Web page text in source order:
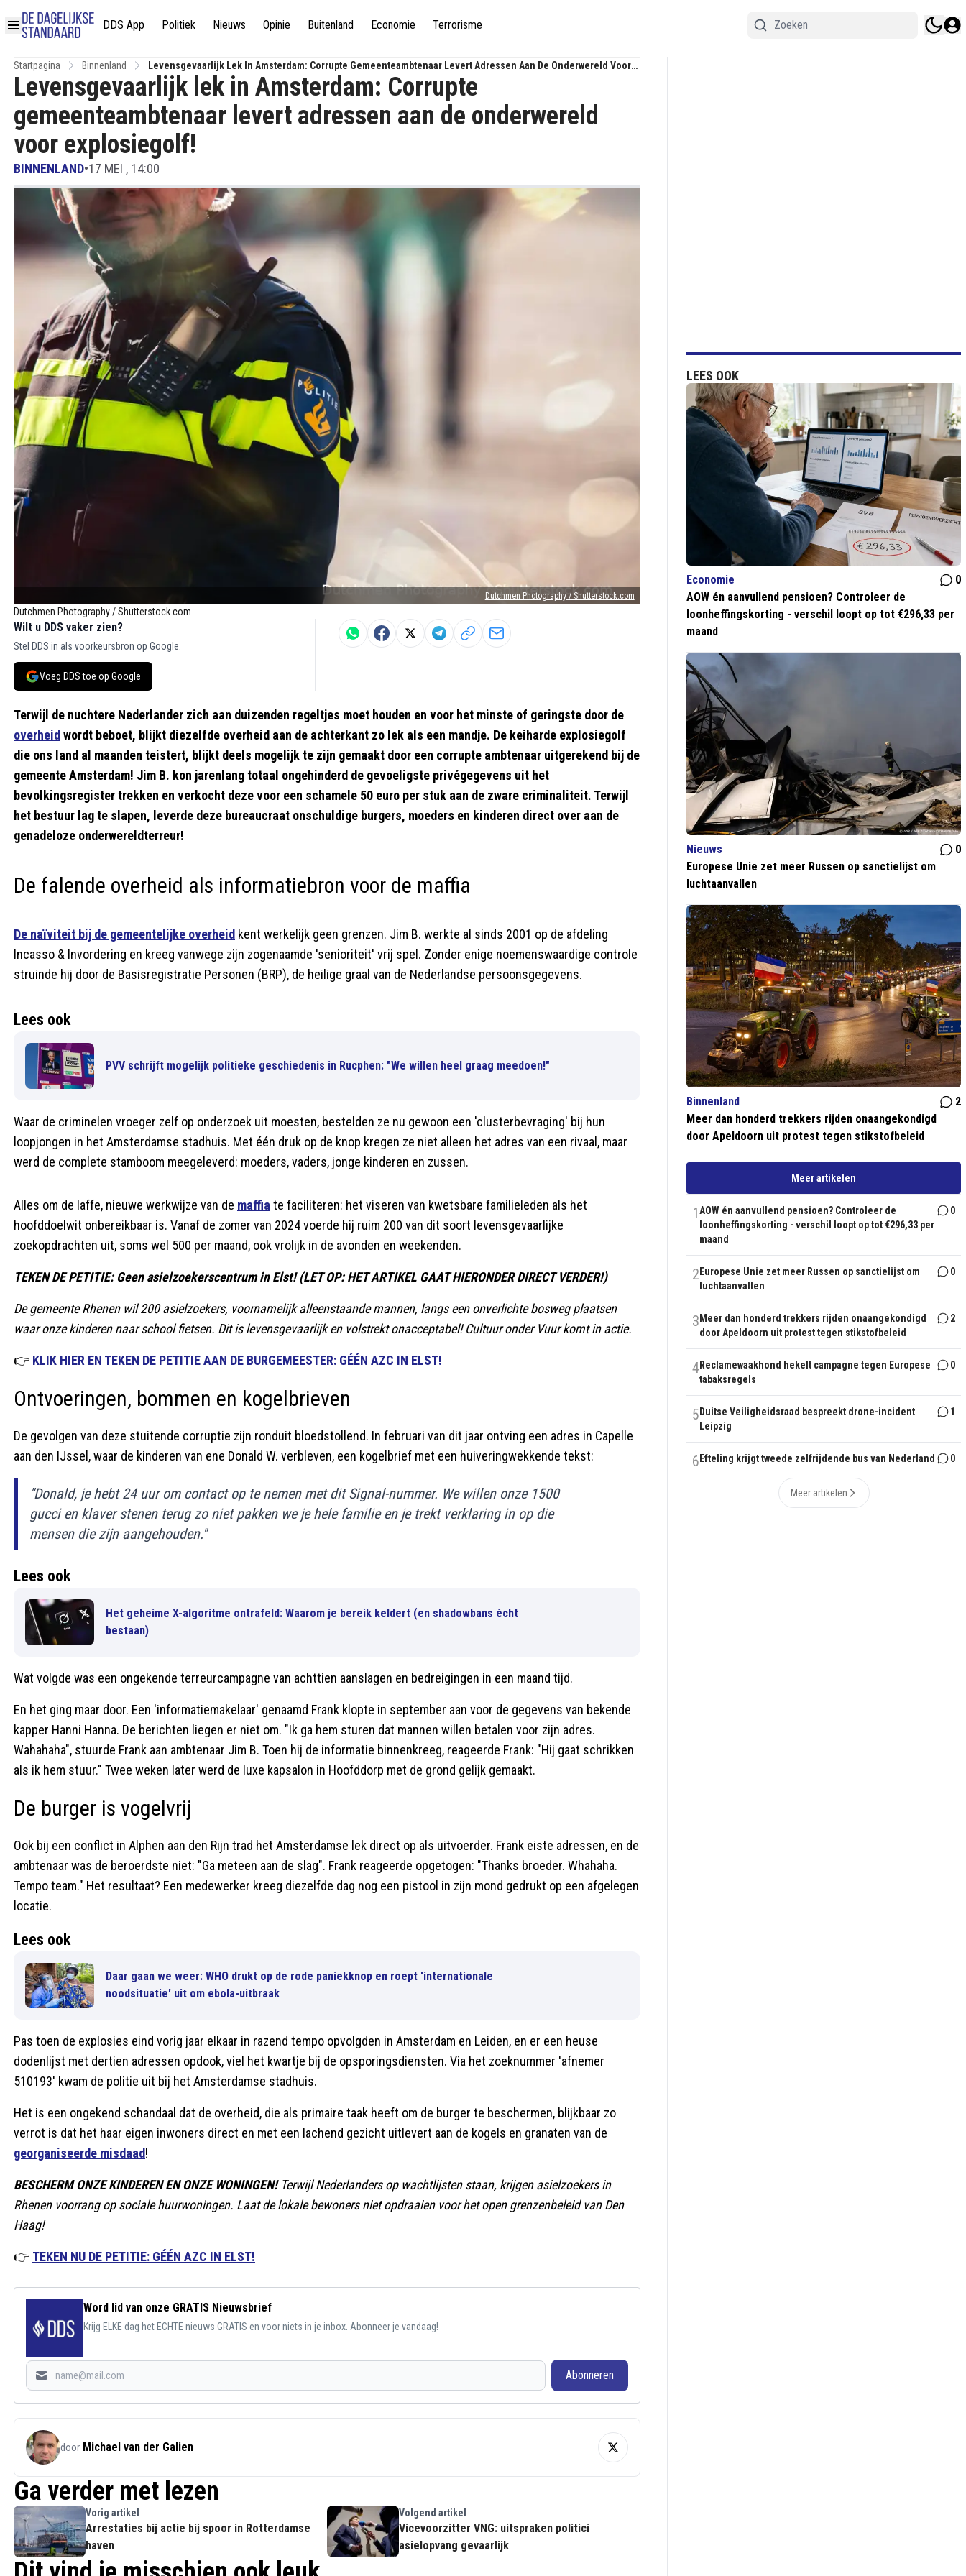
DDS App Politiek Nieuws Opinie Buitenland Economie Terrorisme
Startpagina Binnenland
Levensgevaarlijk Lek In Amsterdam: Corrupte Gemeenteambtenaar Levert Adressen Aan De Onderwereld Voor
Explosiegolf!
Dutchmen Photography / Shutterstock.com
Dutchmen Photography / Shutterstock.com
Levensgevaarlijk lek in Amsterdam: Corrupte
gemeenteambtenaar levert adressen aan de onderwereld
voor explosiegolf!
BINNENLAND•17 MEI , 14:00
Wilt u DDS vaker zien?
Stel DDS in als voorkeursbron op Google.
Voeg DDS toe op Google
Terwijl de nuchtere Nederlander zich aan duizenden regeltjes moet houden en voor het minste of geringste door de
overheid wordt beboet, blijkt diezelfde overheid aan de achterkant zo lek als een mandje. De keiharde explosiegolf
die ons land al maanden teistert, blijkt deels mogelijk te zijn gemaakt door een corrupte ambtenaar uitgerekend bij de
gemeente Amsterdam! Jim B. kon jarenlang totaal ongehinderd de gevoeligste privégegevens uit het
bevolkingsregister trekken en verkocht deze voor een schamele 50 euro per stuk aan de zware criminaliteit. Terwijl
het bestuur lag te slapen, leverde deze bureaucraat onschuldige burgers, moeders en kinderen direct over aan de
genadeloze onderwereldterreur!
De falende overheid als informatiebron voor de maffia
De naïviteit bij de gemeentelijke overheid kent werkelijk geen grenzen. Jim B. werkte al sinds 2001 op de afdeling
Incasso & Invordering en kreeg vanwege zijn zogenaamde 'senioriteit' vrij spel. Zonder enige noemenswaardige controle
struinde hij door de Basisregistratie Personen (BRP), de heilige graal van de Nederlandse persoonsgegevens.
Lees ook
PVV schrijft mogelijk politieke geschiedenis in Rucphen: "We willen heel graag meedoen!"
Waar de criminelen vroeger zelf op onderzoek uit moesten, bestelden ze nu gewoon een 'clusterbevraging' bij hun
loopjongen in het Amsterdamse stadhuis. Met één druk op de knop kregen ze niet alleen het adres van een rivaal, maar
werd de complete stamboom meegeleverd: moeders, vaders, jonge kinderen en zussen.
Alles om de laffe, nieuwe werkwijze van de maffia te faciliteren: het viseren van kwetsbare familieleden als het
hoofddoelwit onbereikbaar is. Vanaf de zomer van 2024 voerde hij ruim 200 van dit soort levensgevaarlijke
zoekopdrachten uit, soms wel 500 per maand, ook vrolijk in de avonden en weekenden.
TEKEN DE PETITIE: Geen asielzoekerscentrum in Elst! (LET OP: HET ARTIKEL GAAT HIERONDER DIRECT VERDER!)
De gemeente Rhenen wil 200 asielzoekers, voornamelijk alleenstaande mannen, langs een onverlichte bosweg plaatsen
waar onze kinderen naar school fietsen. Dit is levensgevaarlijk en volstrekt onacceptabel! Cultuur onder Vuur komt in actie.
👉 KLIK HIER EN TEKEN DE PETITIE AAN DE BURGEMEESTER: GÉÉN AZC IN ELST!
Ontvoeringen, bommen en kogelbrieven
De gevolgen van deze stuitende corruptie zijn ronduit bloedstollend. In februari van dit jaar ontving een adres in Capelle
aan den IJssel, waar de kinderen van ene Donald W. verbleven, een kogelbrief met een huiveringwekkende tekst:
"Donald, je hebt 24 uur om contact op te nemen met dit Signal-nummer. We willen onze 1500
gucci en klaver stenen terug zo niet pakken we je hele familie en je trekt verklaring in op die
mensen die zijn aangehouden."
Lees ook
Het geheime X-algoritme ontrafeld: Waarom je bereik keldert (en shadowbans écht
bestaan)
Wat volgde was een ongekende terreurcampagne van achttien aanslagen en bedreigingen in een maand tijd.
En het ging maar door. Een 'informatiemakelaar' genaamd Frank klopte in september aan voor de gegevens van bekende
kapper Hanni Hanna. De berichten liegen er niet om. "Ik ga hem sturen dat mannen willen betalen voor zijn adres.
Wahahaha", stuurde Frank aan ambtenaar Jim B. Toen hij de informatie binnenkreeg, reageerde Frank: "Hij gaat schrikken
als ik hem stuur." Twee weken later werd de luxe kapsalon in Hoofddorp met de grond gelijk gemaakt.
De burger is vogelvrij
Ook bij een conflict in Alphen aan den Rijn trad het Amsterdamse lek direct op als uitvoerder. Frank eiste adressen, en de
ambtenaar was de beroerdste niet: "Ga meteen aan de slag". Frank reageerde opgetogen: "Thanks broeder. Whahaha.
Tempo team." Het resultaat? Een medewerker kreeg diezelfde dag nog een pistool in zijn mond gedrukt op een afgelegen
locatie.
Lees ook
Daar gaan we weer: WHO drukt op de rode paniekknop en roept 'internationale
noodsituatie' uit om ebola-uitbraak
Pas toen de explosies eind vorig jaar elkaar in razend tempo opvolgden in Amsterdam en Leiden, en er een heuse
dodenlijst met dertien adressen opdook, viel het kwartje bij de opsporingsdiensten. Via het zoeknummer 'afnemer
510193' kwam de politie uit bij het Amsterdamse stadhuis.
Het is een ongekend schandaal dat de overheid, die als primaire taak heeft om de burger te beschermen, blijkbaar zo
verrot is dat het haar eigen inwoners direct en met een lachend gezicht uitlevert aan de kogels en granaten van de
georganiseerde misdaad!
BESCHERM ONZE KINDEREN EN ONZE WONINGEN! Terwijl Nederlanders op wachtlijsten staan, krijgen asielzoekers in
Rhenen voorrang op sociale huurwoningen. Laat de lokale bewoners niet opdraaien voor het open grenzenbeleid van Den
Haag!
👉 TEKEN NU DE PETITIE: GÉÉN AZC IN ELST!
Word lid van onze GRATIS Nieuwsbrief
Krijg ELKE dag het ECHTE nieuws GRATIS en voor niets in je inbox. Abonneer je vandaag!
Abonneren
door Michael van der Galien
Ga verder met lezen
Vorig artikel
Arrestaties bij actie bij spoor in Rotterdamse
haven
Volgend artikel
Vicevoorzitter VNG: uitspraken politici
asielopvang gevaarlijk
LEES OOK
Economie
0
AOW én aanvullend pensioen? Controleer de
loonheffingskorting - verschil loopt op tot €296,33 per
maand
Nieuws
0
Europese Unie zet meer Russen op sanctielijst om
luchtaanvallen
Binnenland
2
Meer dan honderd trekkers rijden onaangekondigd
door Apeldoorn uit protest tegen stikstofbeleid
Meer artikelen
1AOW én aanvullend pensioen? Controleer de
loonheffingskorting - verschil loopt op tot €296,33 per
maand
0
2 Europese Unie zet meer Russen op sanctielijst om
luchtaanvallen
0
3 Meer dan honderd trekkers rijden onaangekondigd
door Apeldoorn uit protest tegen stikstofbeleid
2
4Reclamewaakhond hekelt campagne tegen Europese
tabaksregels
0
5 Duitse Veiligheidsraad bespreekt drone-incident
Leipzig
1
6 Efteling krijgt tweede zelfrijdende bus van Nederland 0
Meer artikelen